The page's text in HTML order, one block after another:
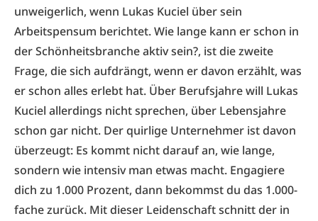
unweigerlich, wenn Lukas Kuciel über sein
Arbeitspensum berichtet. Wie lange kann er schon in
der Schönheitsbranche aktiv sein?, ist die zweite
Frage, die sich aufdrängt, wenn er davon erzählt, was
er schon alles erlebt hat. Über Berufsjahre will Lukas
Kuciel allerdings nicht sprechen, über Lebensjahre
schon gar nicht. Der quirlige Unternehmer ist davon
überzeugt: Es kommt nicht darauf an, wie lange,
sondern wie intensiv man etwas macht. Engagiere
dich zu 1.000 Prozent, dann bekommst du das 1.000-
fache zurück. Mit dieser Leidenschaft schnitt der in